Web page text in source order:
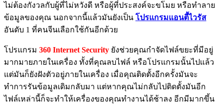
ไม่ต้องกังวลกับผู้ที่ไม่หวังดี หรือผู้ที่ประสงค์จะขโมย หรือทำลาย
ข้อมูลของคุณ นอกจากนี้แล้วมันยังเป็น โปรแกรมแอนตี้ไวรัส
อันดับ 1 ที่คนจีนเลือกใช้กันอีกด้วย
โปรแกรม 360 Internet Security ยังช่วยคุณกำจัดไฟล์ขยะที่มีอยู่
มากมายภายในเครื่อง ทั้งที่คุณลบไฟล์ หรือโปรแกรมนั้นไปแล้ว
แต่มันก็ยังฝังตัวอยู่ภายในเครื่อง เมื่อคุณติดตั้งอีกครั้งมันจะ
ทำการรันข้อมูลเดิมกลับมา แต่หากคุณไม่กลับไปติดตั้งมันอีก
ไฟล์เหล่านี้ก็จะทำให้เครื่องของคุณทำงานได้ช้าลง อีกมีมากขึ้น